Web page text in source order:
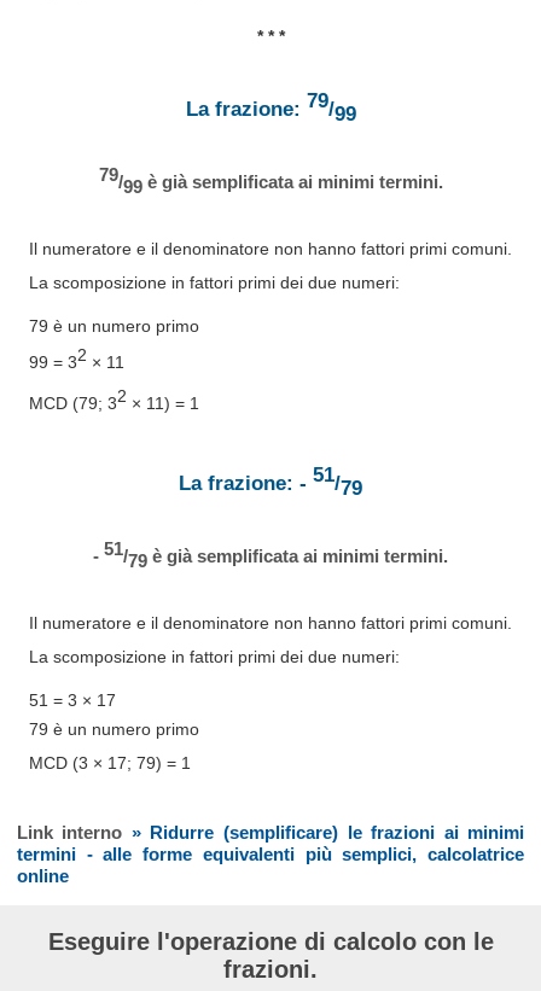
* * *
La frazione: 79/99
79/99è già semplificata ai minimi termini.
Il numeratore e il denominatore non hanno fattori primi comuni.
La scomposizione in fattori primi dei due numeri:
79 è un numero primo
99 = 32 × 11
MCD (79; 32 × 11) = 1
La frazione: - 51/79
- 51/79 è già semplificata ai minimi termini.
Il numeratore e il denominatore non hanno fattori primi comuni.
La scomposizione in fattori primi dei due numeri:
51 = 3 × 17
79 è un numero primo
MCD (3 × 17; 79) = 1
Link interno » Ridurre (semplificare) le frazioni ai minimi
termini - alle forme equivalenti più semplici, calcolatrice
online
Eseguire l'operazione di calcolo con le
frazioni.